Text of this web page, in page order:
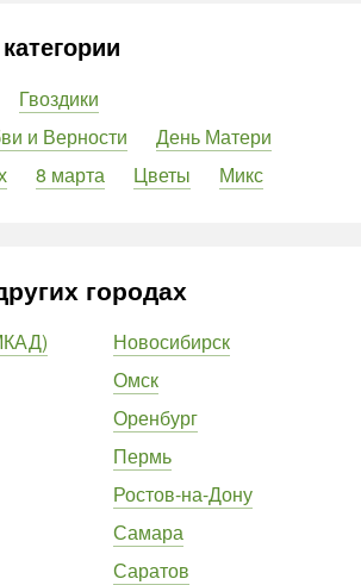
Гвоздики
и Верности
День Матери
8 марта Цветы Микс
городах
Новосибирск
Омск
Оренбург
Пермь
Ростов-на-Дону
Самара
Саратов